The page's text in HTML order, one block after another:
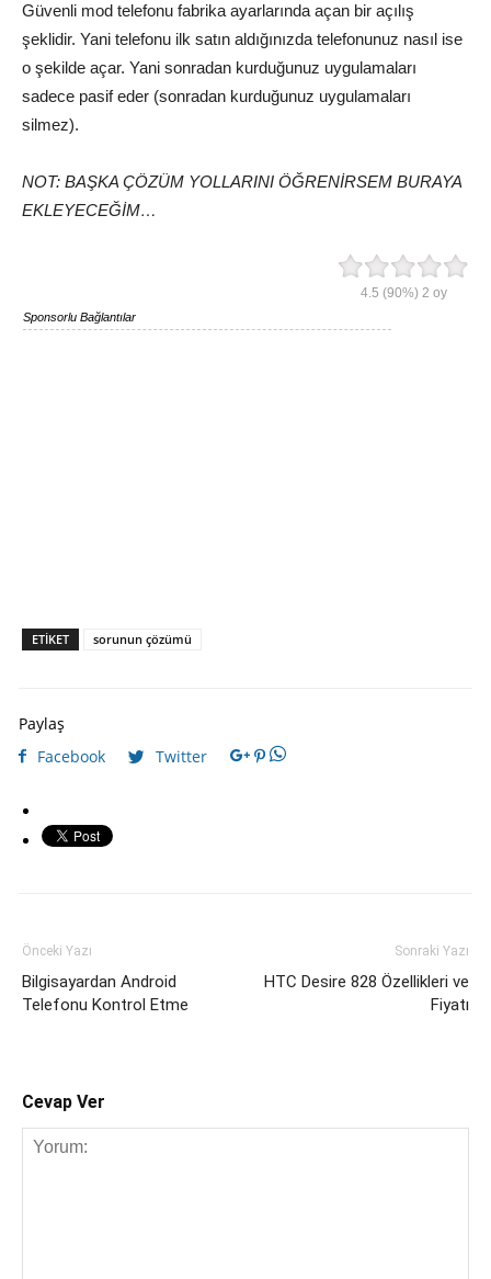
Güvenli mod telefonu fabrika ayarlarında açan bir açılış
şeklidir. Yani telefonu ilk satın aldığınızda telefonunuz nasıl ise
o şekilde açar. Yani sonradan kurduğunuz uygulamaları
sadece pasif eder (sonradan kurduğunuz uygulamaları
silmez).
NOT: BAŞKA ÇÖZÜM YOLLARINI ÖĞRENİRSEM BURAYA
EKLEYECEĞİM…
4.5 (90%) 2 oy
Sponsorlu Bağlantılar
ETIKET sorunun çözümü
Paylaş
Facebook
Twitter
Önceki Yazı
Bilgisayardan Android
Telefonu Kontrol Etme
Sonraki Yazı
HTC Desire 828 Özellikleri ve
Fiyatı
Cevap Ver